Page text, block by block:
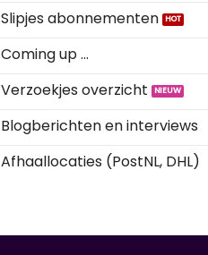
Slipjes abonnementen
Coming up ...
Verzoekjes overzicht
Blogberichten en interviews
Afhaallocaties (PostNL, DHL)